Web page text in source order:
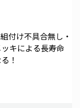
付け不具合無し・
キによる長寿命
！